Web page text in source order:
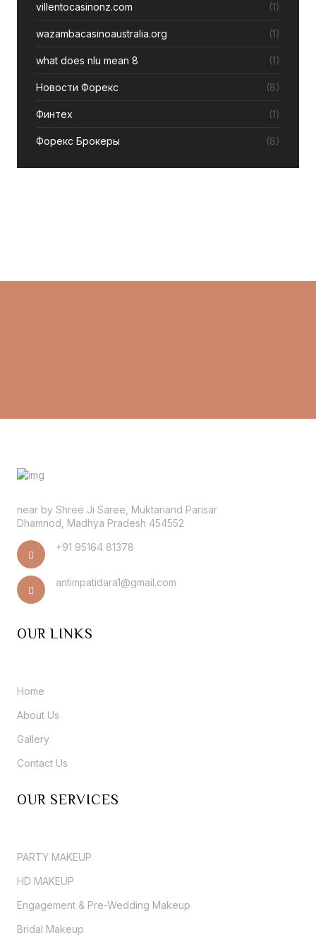
villentocasinonz.com (1)
wazambacasinoaustralia.org (1)
what does nlu mean 8 (1)
Новости Форекс (8)
Финтех (1)
Форекс Брокеры (8)
near by Shree Ji Saree, Muktanand Parisar
Dhamnod, Madhya Pradesh 454552
+91 95164 81378
antimpatidara1@gmail.com
OUR LINKS
Home
About Us
Gallery
Contact Us
OUR SERVICES
PARTY MAKEUP
HD MAKEUP
Engagement & Pre-Wedding Makeup
Bridal Makeup